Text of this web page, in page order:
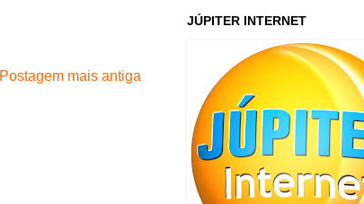
Postagem mais antiga
JÚPITER INTERNET